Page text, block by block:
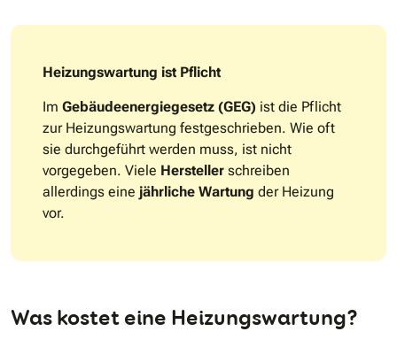
Heizungswartung ist Pflicht
Im Gebäudeenergiegesetz (GEG) ist die Pflicht
zur Heizungswartung festgeschrieben. Wie oft
sie durchgeführt werden muss, ist nicht
vorgegeben. Viele Hersteller schreiben
allerdings eine jährliche Wartung der Heizung
vor.
Was kostet eine Heizungswartung?